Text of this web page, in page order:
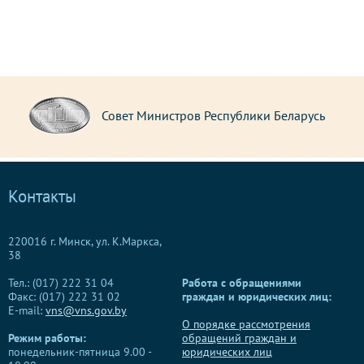
Совет Министров Республики Беларусь
Контакты
220016 г. Минск, ул. К.Маркса,
38
Тел.: (017) 222 31 04
Факс: (017) 222 31 02
E-mail: vns@vns.gov.by
Режим работы:
понедельник-пятница 9.00 -
Работа с обращениями
граждан и юридических лиц:
О порядке рассмотрения
обращений граждан и
юридических лиц